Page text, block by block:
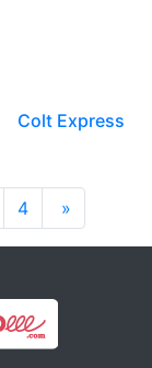
Colt Express
4 »